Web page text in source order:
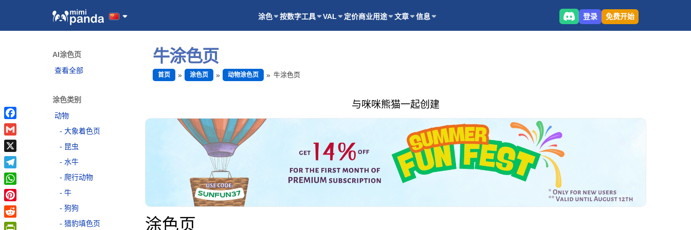
涂色 按数字工具 VAL 定价商业用途 文章 信息 登录 免费开始
AI涂色页
查看全部
涂色类别
动物
大象着色页
昆虫
水牛
爬行动物
牛
狗狗
猎豹填色页
牛涂色页
首页 涂色页 动物涂色页 牛涂色页
与咪咪熊猫一起创建
涂色页
Facebook
Gmail
X
Telegram
WhatsApp
Pinterest
Reddit